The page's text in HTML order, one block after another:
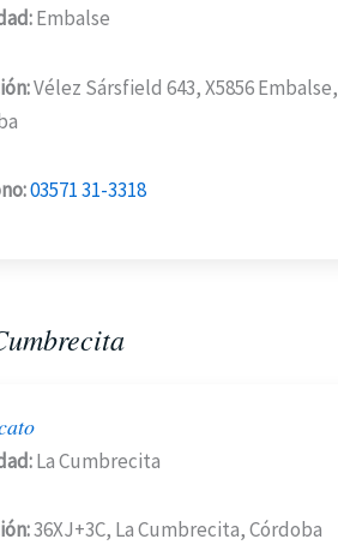
Embalse
Vélez Sársfield 643, X5856 Embalse,
03571 31-3318
La Cumbrecita
36XJ+3C, La Cumbrecita, Córdoba